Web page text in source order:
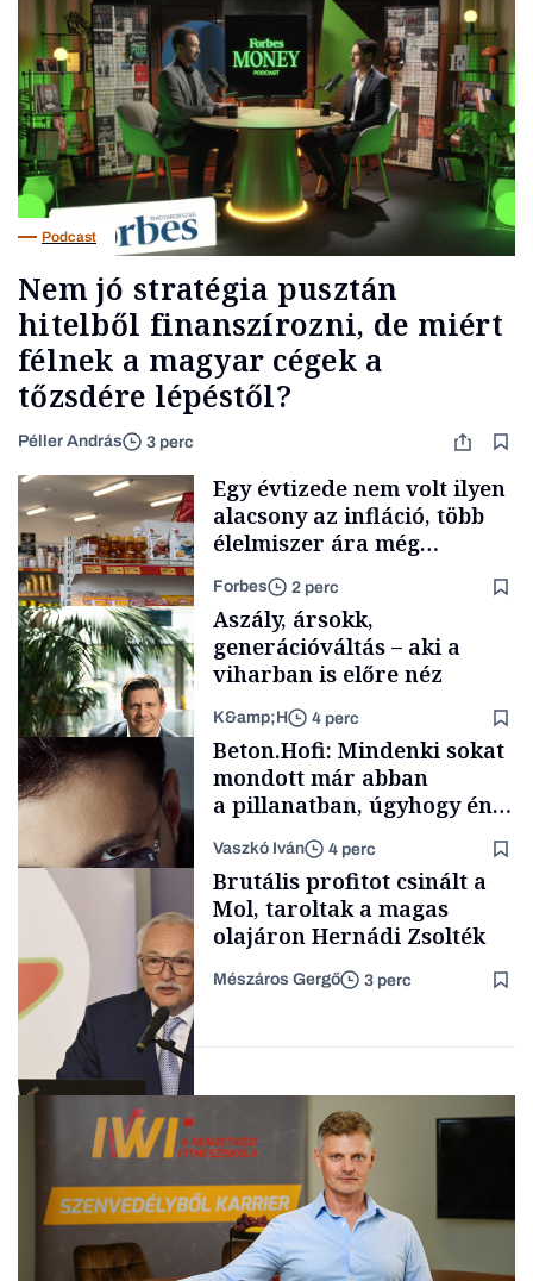
Podcast
Nem jó stratégia pusztán
hitelből finanszírozni, de miért
félnek a magyar cégek a
tőzsdére lépéstől?
Péller András 3 perc
Makro
Egy évtizede nem volt ilyen
alacsony az infláció, több
élelmiszer ára még
rohamosan csökken is
Forbes 2 perc
TÁMOGATÓI
TARTALOM
Aszály, ársokk,
generációváltás – aki a
viharban is előre néz
K&amp;H 4 perc
Forbes-sztori
Beton.Hofi: Mindenki sokat
mondott már abban
a pillanatban, úgyhogy én
a legsarkosabb
gondolataimat akartam
kimondani
Vaszkó Iván 4 perc
Befektetés
Brutális profitot csinált a
Mol, taroltak a magas
olajáron Hernádi Zsolték
Mészáros Gergő 3 perc